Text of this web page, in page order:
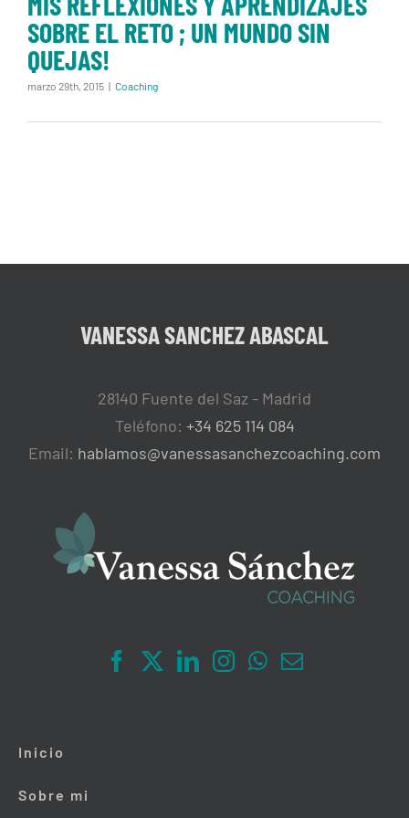
QUEJAS!
SOBRE EL RETO ; UN MUNDO SIN
QUEJAS!
marzo 29th, 2015 | Coaching
VANESSA SANCHEZ ABASCAL
28140 Fuente del Saz - Madrid
Teléfono: +34 625 114 084
Email: hablamos@vanessasanchezcoaching.com
Inicio
Sobre mi